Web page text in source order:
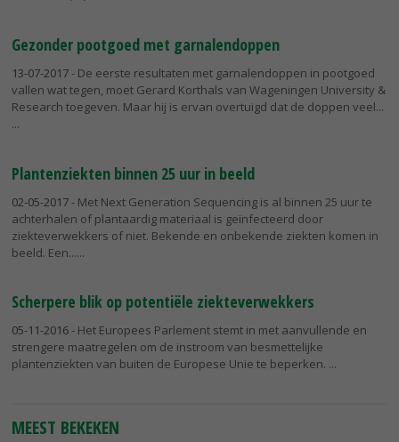
Gezonder pootgoed met garnalendoppen
13-07-2017- De eerste resultaten met garnalendoppen in pootgoed
vallen wat tegen, moet Gerard Korthals van Wageningen University &
Research toegeven. Maar hij is ervan overtuigd dat de doppen veel...
Plantenziekten binnen 25 uur in beeld
02-05-2017- Met Next Generation Sequencing is al binnen 25 uur te
achterhalen of plantaardig materiaal is geïnfecteerd door
ziekteverwekkers of niet. Bekende en onbekende ziekten komen in
beeld. Een...
Scherpere blik op potentiële ziekteverwekkers
05-11-2016- Het Europees Parlement stemt in met aanvullende en
strengere maatregelen om de instroom van besmettelijke
plantenziekten van buiten de Europese Unie te beperken.
MEEST BEKEKEN